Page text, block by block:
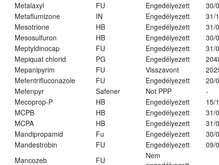
Metalaxyl
FU Engedélyezett
30/
Metaflumizone
IN Engedélyezett
31/
Mesotrione
HB Engedélyezett
31/
Mesosulfuron
HB Engedélyezett
30/
Meptyldinocap
FU Engedélyezett
31/
Mepiquat chlorid
PG Engedélyezett
Mepanipyrim
FU Visszavont
Mefentrifluconazole
FU Engedélyezett
20/
Mefenpyr
Safener Not PPP
-
Mecoprop-P
HB Engedélyezett
15/
MCPB
HB Engedélyezett
31/
MCPA
HB Engedélyezett
31/
Mandipropamid
Fu Engedélyezett
30/
Mandestrobin
FU Engedélyezett
09/
Mancozeb
FU
Nem